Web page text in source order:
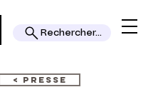
Rechercher...
< PRESSE